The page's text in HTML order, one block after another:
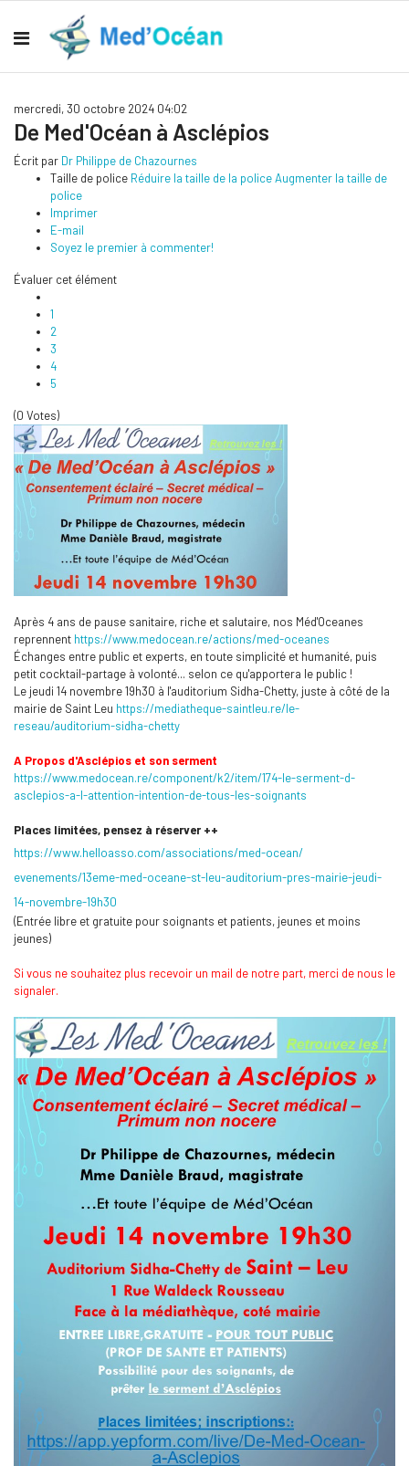
mercredi, 30 octobre 2024 04:02
De Med'Océan à Asclépios
Écrit par Dr Philippe de Chazournes
Taille de police Réduire la taille de la policeAugmenter la taille de
police
Imprimer
E-mail
Soyez le premier à commenter!
Évaluer cet élément
1
2
3
4
5
(0 Votes)
Après 4 ans de pause sanitaire, riche et salutaire, nos Méd'Oceanes
reprennent https://www.medocean.re/actions/med-oceanes
Échanges entre public et experts, en toute simplicité et humanité, puis
petit cocktail-partage à volonté... selon ce qu'apportera le public !
Le jeudi 14 novembre 19h30 à l'auditorium Sidha-Chetty, juste à côté de la
mairie de Saint Leu https://mediatheque-saintleu.re/le-
reseau/auditorium-sidha-chetty
A Propos d'Asclépios et son serment
https://www.medocean.re/component/k2/item/174-le-serment-d-
asclepios-a-l-attention-intention-de-tous-les-soignants
Places limitées, pensez à réserver ++
https://www.helloasso.com/associations/med-ocean/
evenements/13eme-med-oceane-st-leu-auditorium-pres-mairie-jeudi-
14-novembre-19h30
(Entrée libre et gratuite pour soignants et patients, jeunes et moins
jeunes)
Si vous ne souhaitez plus recevoir un mail de notre part, merci de nous le
signaler.